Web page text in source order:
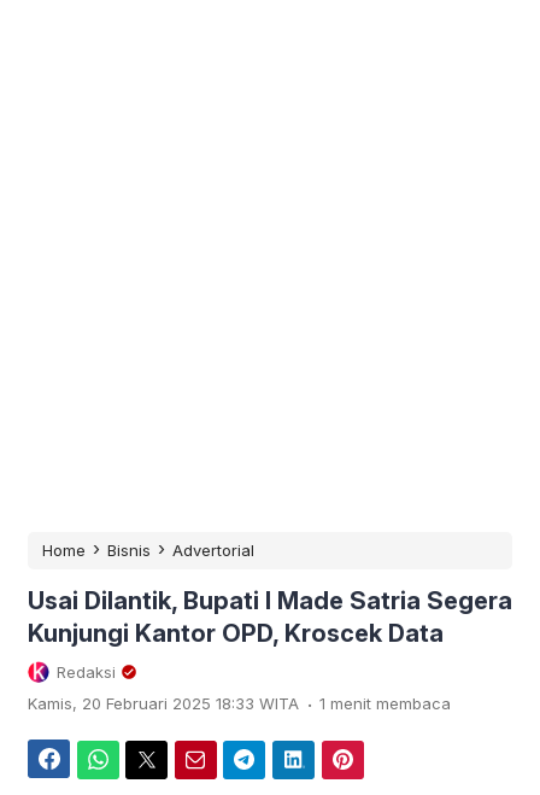
Home › Bisnis › Advertorial
Usai Dilantik, Bupati I Made Satria Segera
Kunjungi Kantor OPD, Kroscek Data
Redaksi
Kamis, 20 Februari 2025 18:33 WITA . 1 menit membaca